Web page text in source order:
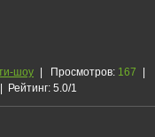
шоу | Просмотров: 167
|
| Рейтинг: 5.0/1